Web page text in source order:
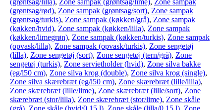
(grøntsag/lilla), Zone sampak (grøntsag/lime), Zone sampak
(grøntsag/rød), Zone sampak (grøntsag/sort), Zone sampak
(grøntsag/turkis), Zone sampak (køkken/grå), Zone sampak
(køkken/hvid), Zone sampak (køkken/lilla), Zone sampak
(køkken/limegrøn), Zone sampak (køkken/turkis), Zone sampak
(opvask/lilla), Zone sampak (opvask/turkis), Zone sengetøj
(lilla), Zone sengetøj (sort), Zone sengetøj (tern/grå), Zone
sengetøj (turkis), Zone servietholder (hvid), Zone silva bakke
(eg/l50 cm), Zone silva krog (double), Zone silva krog (single),
Zone silva skærebræt (eg/l50 cm), Zone skærebræt (lille/lilla),
Zone skærebræt (lille/lime), Zone skærebræt (lille/sort), Zone
skærebræt (stor/lilla), Zone skærebræt (stor/lime), Zone skåle
(grå), Zone skåle (hvid/0,15 l), Zone skåle (lilla/0,15 l), Zone